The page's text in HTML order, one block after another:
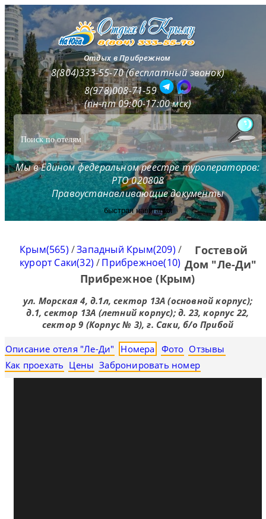
Отдых в Прибрежном
8(804)333-55-70 (бесплатный звонок)
8(978)008-71-59
(пн-пт 09:00-17:00 мск)
Мы в Едином федеральном реестре туроператоров:
РТО 020808
Правоустанавливающие документы
быстрая навигация
Крым(565) /Западный Крым(209) /
курорт Саки(32) /Прибрежное(10)
Гостевой
Дом "Ле-Ди"
Прибрежное (Крым)
ул. Морская 4, д.1л, сектор 13А (основной корпус);
д.1, сектор 13А (летний корпус); д. 23, корпус 22,
сектор 9 (Корпус № 3), г. Саки, б/о Прибой
Описание отеля "Ле-Ди" Номера Фото Отзывы
Как проехать Цены Забронировать номер